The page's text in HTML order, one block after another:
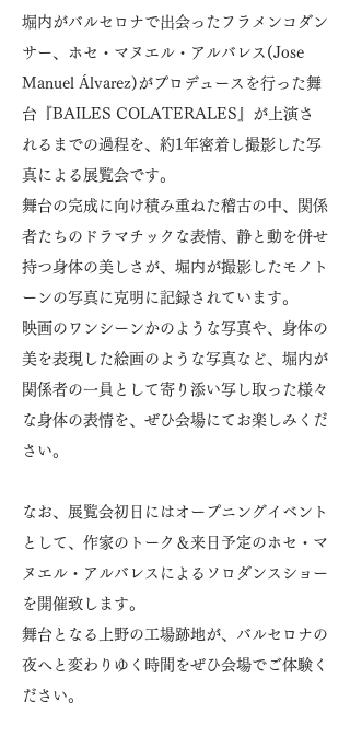
堀内がバルセロナで出会ったフラメンコダン
サー、ホセ・マヌエル・アルバレス(Jose
Manuel Álvarez)がプロデュースを行った舞
台『BAILES COLATERALES』が上演さ
れるまでの過程を、約1年密着し撮影した写
真による展覧会です。
舞台の完成に向け積み重ねた稽古の中、関係
者たちのドラマチックな表情、静と動を併せ
持つ身体の美しさが、堀内が撮影したモノト
ーンの写真に克明に記録されています。
映画のワンシーンかのような写真や、身体の
美を表現した絵画のような写真など、堀内が
関係者の一員として寄り添い写し取った様々
な身体の表情を、ぜひ会場にてお楽しみくだ
さい。
なお、展覧会初日にはオープニングイベント
として、作家のトーク＆来日予定のホセ・マ
ヌエル・アルバレスによるソロダンスショー
を開催致します。
舞台となる上野の工場跡地が、バルセロナの
夜へと変わりゆく時間をぜひ会場でご体験く
ださい。